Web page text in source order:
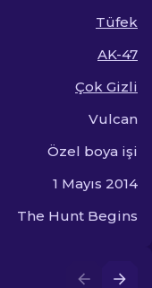
Tüfek
AK-47
Çok Gizli
Vulcan
Özel boya işi
1 Mayıs 2014
The Hunt Begins